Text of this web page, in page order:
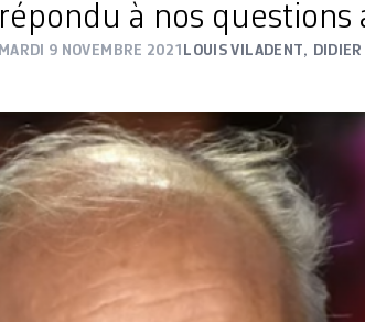
répondu à nos questions
MARDI 9 NOVEMBRE 2021 LOUIS VILADENT,